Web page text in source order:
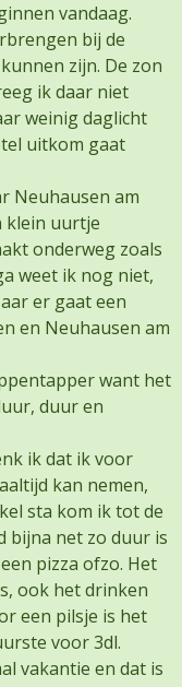
vandaag.
bij de
zijn. De zon
ik daar niet
weinig daglicht
uitkom gaat
Neuhausen am
klein uurtje
onderweg zoals
weet ik nog niet,
er gaat een
en Neuhausen am
want het
duur en
ik dat ik voor
kan nemen,
sta kom ik tot de
bijna net zo duur is
pizza ofzo. Het
ook het drinken
een pilsje is het
voor 3dl.
vakantie en dat is